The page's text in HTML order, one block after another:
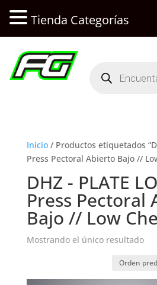
productos
Inicio/ Productos etiquetados
Press Pectoral Abierto Bajo //
DHZ - PLATE
Press Pectoral
Bajo // Low
Mostrando el único resultado
Tienda Categorías